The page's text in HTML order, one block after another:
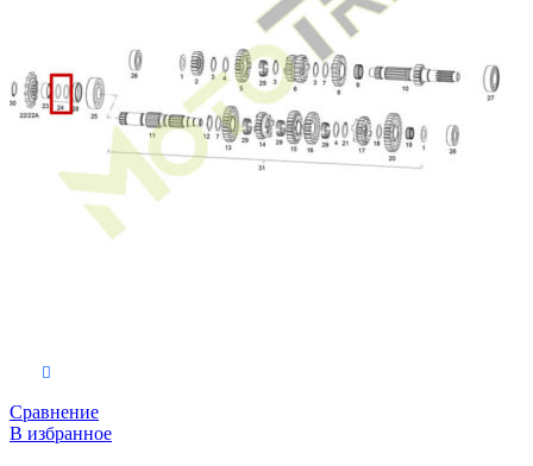
Сравнение
В избранное